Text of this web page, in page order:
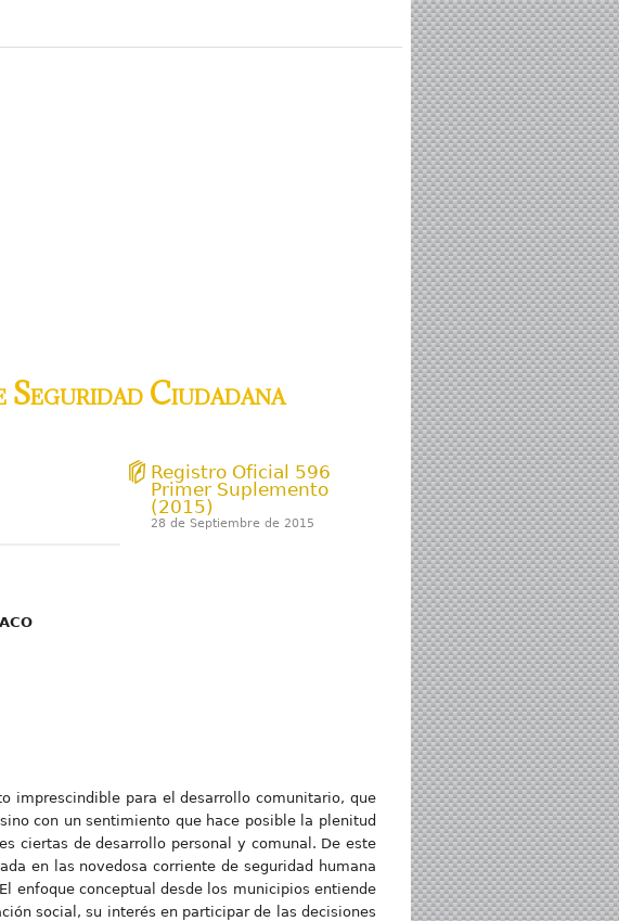
Ciudadana
Registro Oficial 596
Primer Suplemento
(2015)
28 de Septiembre de 2015
imprescindible para el desarrollo comunitario, que
con un sentimiento que hace posible la plenitud
ciertas de desarrollo personal y comunal. De este
en las novedosa corriente de seguridad humana
enfoque conceptual desde los municipios entiende
social, su interés en participar de las decisiones